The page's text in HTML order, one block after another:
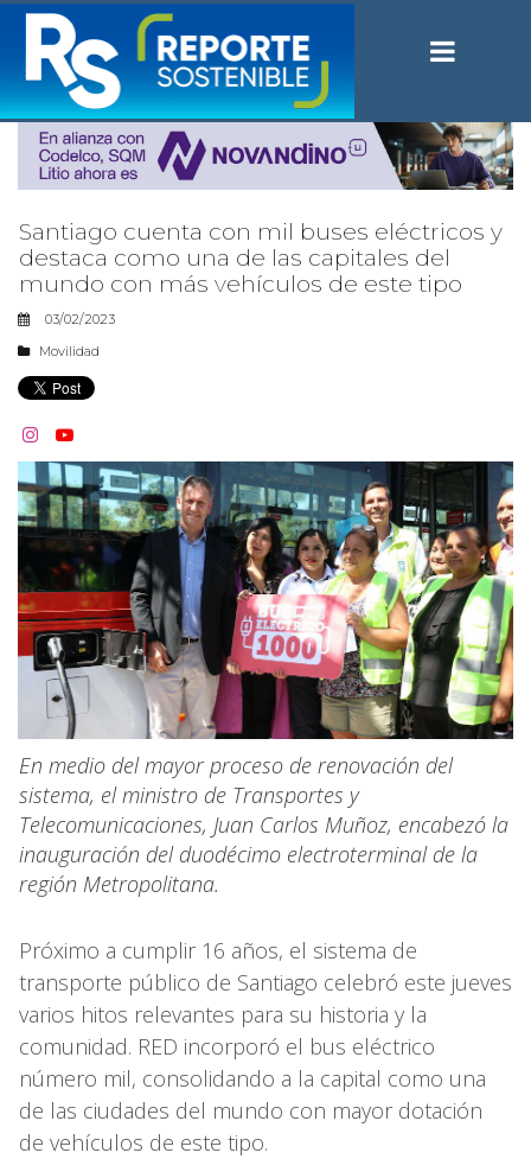
Santiago cuenta con mil buses eléctricos y
destaca como una de las capitales del
mundo con más vehículos de este tipo
03/02/2023
Movilidad
 
En medio del mayor proceso de renovación del
sistema, el ministro de Transportes y
Telecomunicaciones, Juan Carlos Muñoz, encabezó la
inauguración del duodécimo electroterminal de la
región Metropolitana.
Próximo a cumplir 16 años, el sistema de
transporte público de Santiago celebró este jueves
varios hitos relevantes para su historia y la
comunidad. RED incorporó el bus eléctrico
número mil, consolidando a la capital como una
de las ciudades del mundo con mayor dotación
de vehículos de este tipo.